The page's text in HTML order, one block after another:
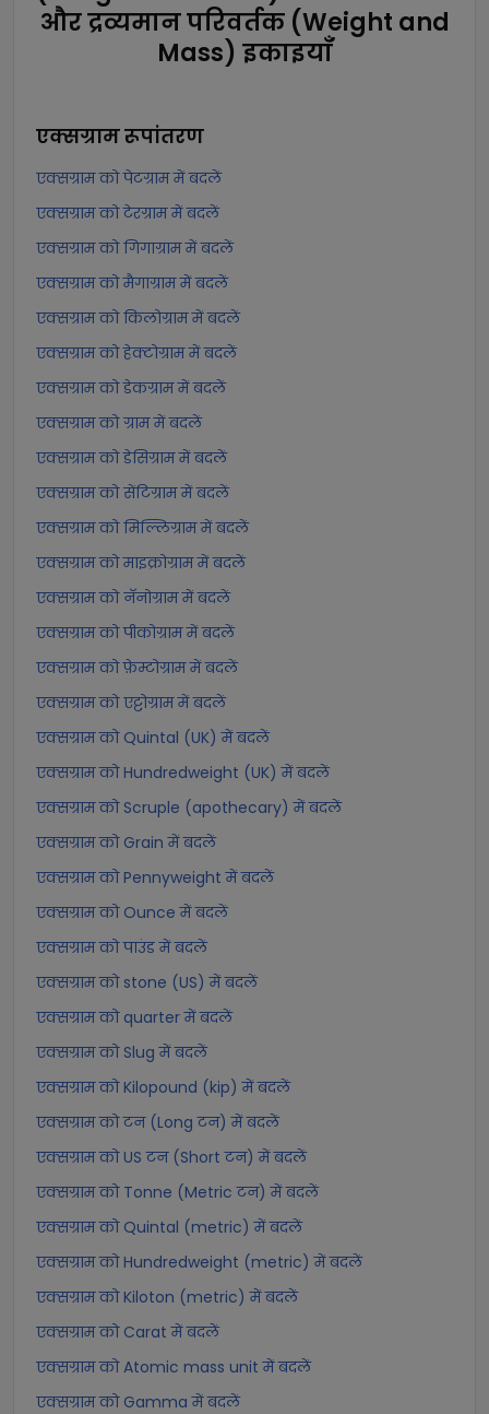
और द्रव्यमान परिवर्तक (Weight and
Mass) इकाइयाँ
एक्सग्रामरूपांतरण
एक्सग्राम को पेटग्राम में बदलें
एक्सग्राम को टेरग्राम में बदलें
एक्सग्राम को गिगाग्राम में बदलें
एक्सग्राम को मैगाग्राम में बदलें
एक्सग्राम को किलोग्राम में बदलें
एक्सग्राम को हेक्टोग्राम में बदलें
एक्सग्राम को डेकग्राम में बदलें
एक्सग्राम को ग्राम में बदलें
एक्सग्राम को डेसिग्राम में बदलें
एक्सग्राम को सेंटिग्राम में बदलें
एक्सग्राम को मिल्लिग्राम में बदलें
एक्सग्राम को माइक्रोग्राम में बदलें
एक्सग्राम को नॅनोग्राम में बदलें
एक्सग्राम को पीकोग्राम में बदलें
एक्सग्राम को फ़ेम्टोग्राम में बदलें
एक्सग्राम को एट्टोग्राम में बदलें
एक्सग्राम को Quintal (UK) में बदलें
एक्सग्राम को Hundredweight (UK) में बदलें
एक्सग्राम को Scruple (apothecary) में बदलें
एक्सग्राम को Grain में बदलें
एक्सग्राम को Pennyweight में बदलें
एक्सग्राम को Ounce में बदलें
एक्सग्राम को पाउंड में बदलें
एक्सग्राम को stone (US) में बदलें
एक्सग्राम को quarter में बदलें
एक्सग्राम को Slug में बदलें
एक्सग्राम को Kilopound (kip) में बदलें
एक्सग्राम को टन (Long टन) में बदलें
एक्सग्राम को US टन (Short टन) में बदलें
एक्सग्राम को Tonne (Metric टन) में बदलें
एक्सग्राम को Quintal (metric) में बदलें
एक्सग्राम को Hundredweight (metric) में बदलें
एक्सग्राम को Kiloton (metric) में बदलें
एक्सग्राम को Carat में बदलें
एक्सग्राम को Atomic mass unit में बदलें
एक्सग्राम को Gamma में बदलें